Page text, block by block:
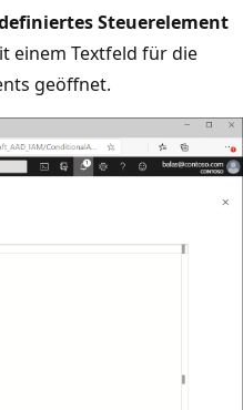
Steuerelement
einem Textfeld für die
geöffnet.